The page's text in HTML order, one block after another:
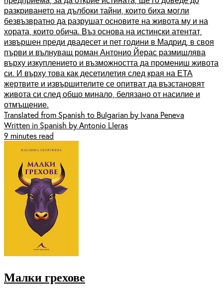
разкриването на дълбоки тайни, които биха могли
безвъзвратно да разрушат основите на живота му и на
хората, които обича. Въз основа на истински атентат,
извършен преди двадесет и пет години в Мадрид, в своя
първи и вълнуващ роман Антонио Йерас размишлява
върху изкуплението и възможността да промениш живота
си. И върху това как десетилетия след края на ЕТА
жертвите и извършителите се опитват да възстановят
живота си след общо минало, белязано от насилие и
отмъщение.
Translated from Spanish to Bulgarian by Ivana Peneva
Written in Spanish by Antonio Lleras
9 minutes read
Малки грехове